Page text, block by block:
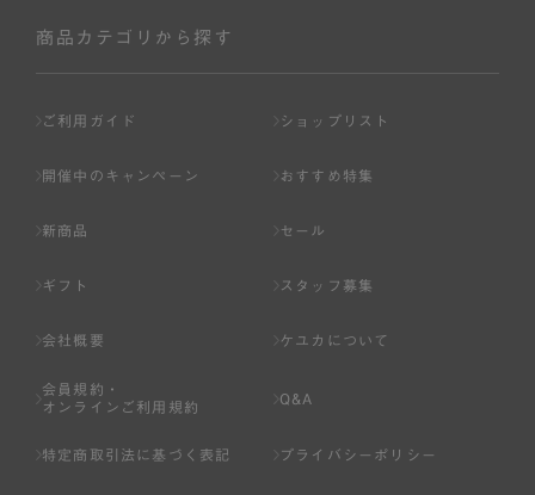
商品カテゴリから探す
ご利用ガイド ショップリスト
開催中のキャンペーン おすすめ特集
新商品 セール
ギフト スタッフ募集
会社概要 ケユカについて
会員規約・
オンラインご利用規約
Q&A
特定商取引法に基づく表記 プライバシーポリシー